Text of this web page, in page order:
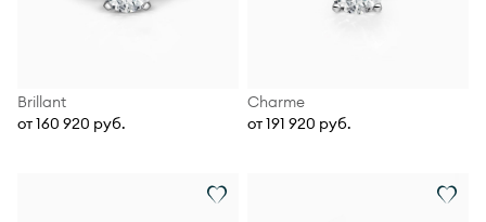
Brillant
от 160 920 руб.
Charme
от 191 920 руб.